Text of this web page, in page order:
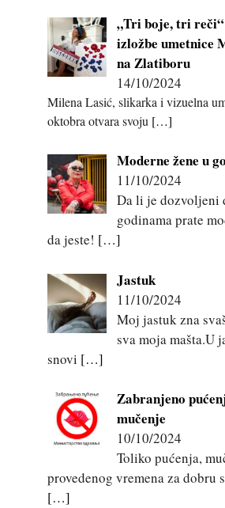
„Tri boje, tri
izložbe umetnice
na Zlatiboru
14/10/2024
Milena Lasić, slikarka i vizuelna
oktobra otvara svoju […]
Moderne žene u
11/10/2024
Da li je dozvoljeni
godinama prate
da jeste! […]
Jastuk
11/10/2024
Moj jastuk zna
sva moja mašta.U
snovi […]
Zabranjeno
mučenje
10/10/2024
Toliko pućenja,
provedenog vremena za dobru
[…]